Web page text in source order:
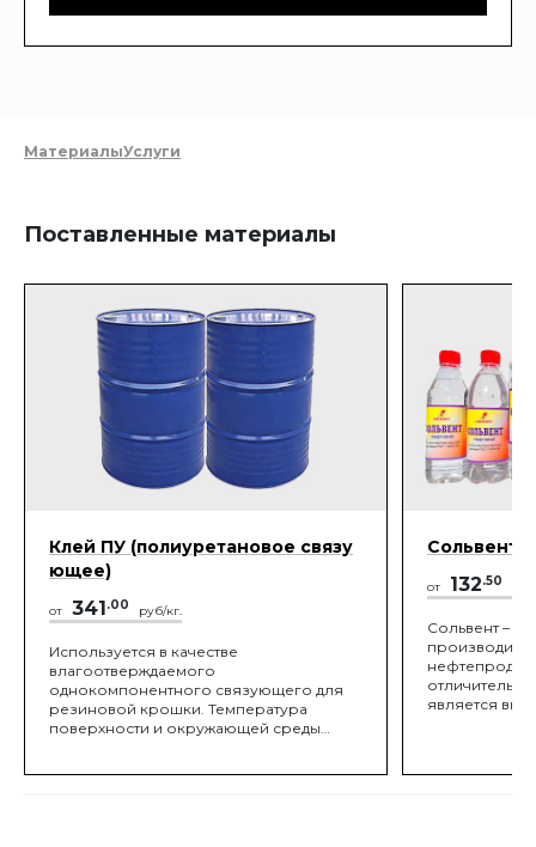
МатериалыУслуги
Поставленные материалы
Клей ПУ (полиуретановое связу
ющее)
от 341.00 руб/кг.
Используется в качестве
влагоотверждаемого
однокомпонентного связующего для
резиновой крошки. Температура
поверхности и окружающей среды
Сольвент
от 132.50
Сольвент –
является
нанесения